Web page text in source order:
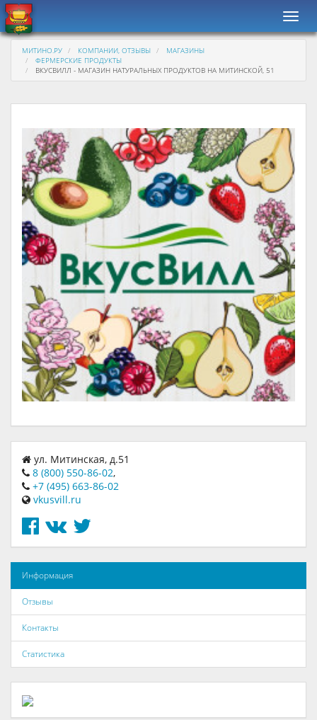
МИТИНО.РУ КОМПАНИИ, ОТЗЫВЫ
МАГАЗИНЫ
ФЕРМЕРСКИЕ ПРОДУКТЫ
ВКУСВИЛЛ - МАГАЗИН НАТУРАЛЬНЫХ ПРОДУКТОВ НА МИТИНСКОЙ, 51
ул. Митинская, д.51
8 (800) 550-86-02,
+7 (495) 663-86-02
vkusvill.ru
Информация
Отзывы
Контакты
Статистика